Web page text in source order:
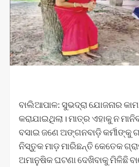
ବାଲିଆପାଳ: ସୁଭଦ୍ରା ଯୋଜନାର
କରାଯାଇଥିଲା। ମାତ୍ର ଏହାକୁ ନ
ବସାଇ ଜଣେ ଅଙ୍ଗନବାଡ଼ି କର୍ମୀଙ୍କୁ
ନିସ୍ତୁକ ମାଡ଼ ମାରିଛନ୍ତି କେତେକ
ଅମାନୁଷିକ ଘଟଣା ଦେଖିବାକୁ ମିଳିଛି